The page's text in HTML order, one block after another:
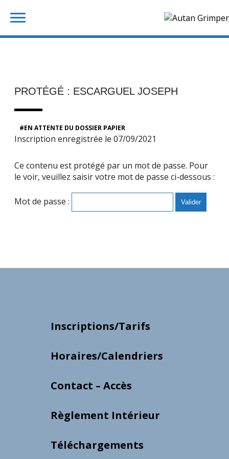
PROTÉGÉ : ESCARGUEL JOSEPH
EN ATTENTE DU DOSSIER PAPIER
Inscription enregistrée le 07/09/2021
Ce contenu est protégé par un mot de passe. Pour
le voir, veuillez saisir votre mot de passe ci-dessous :
Mot de passe :
Inscriptions/Tarifs
Horaires/Calendriers
Contact – Accès
Règlement Intérieur
Téléchargements